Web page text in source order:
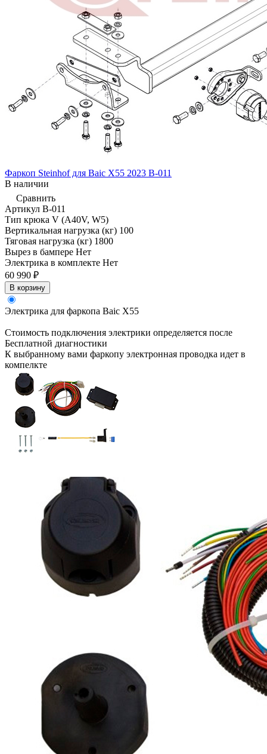
Фаркоп Steinhof для Baic X55 2023 B-011
В наличии
Сравнить
Артикул B-011
Тип крюка V (A40V, W5)
Вертикальная нагрузка (кг) 100
Тяговая нагрузка (кг) 1800
Вырез в бампере Нет
Электрика в комплекте Нет
60 990 ₽
В корзину
Электрика для фаркопа Baic X55
Стоимость подключения электрики определяется после
Бесплатной диагностики
К выбранному вами фаркопу электронная проводка идет в
компелкте